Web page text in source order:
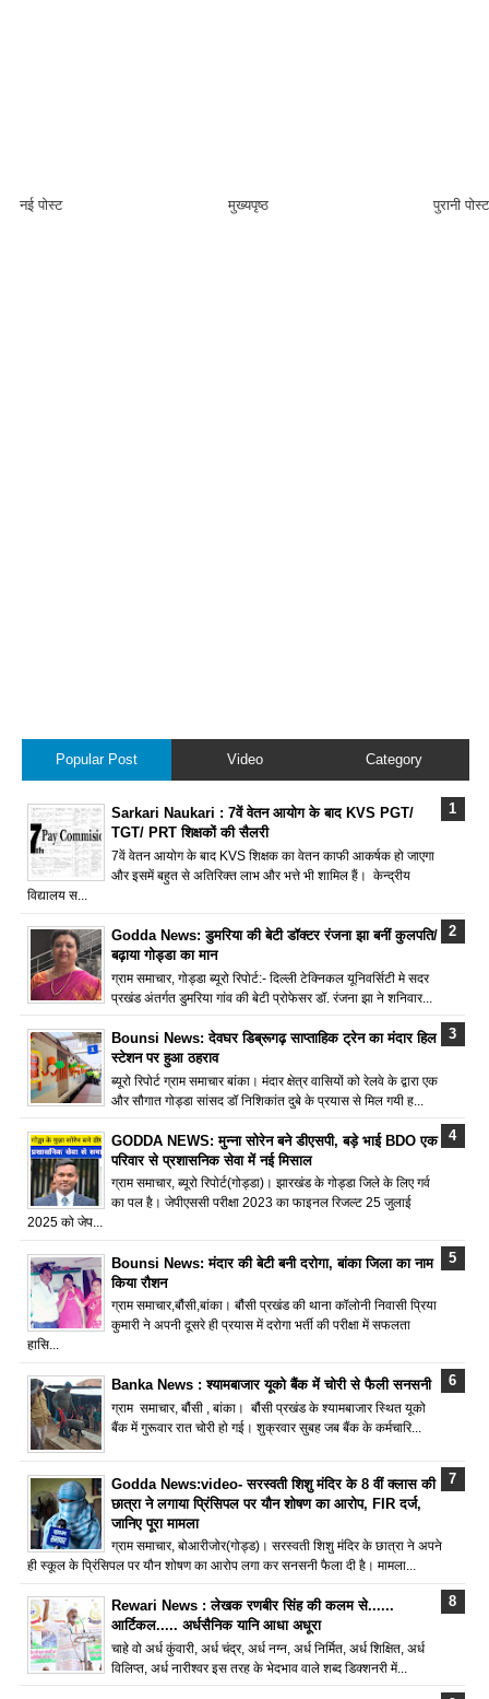
नई पोस्ट पुरानी पोस्ट
मुख्यपृष्ठ
Popular Post Video Category
Sarkari Naukari : 7वें वेतन आयोग के बाद KVS PGT/
TGT/ PRT शिक्षकों की सैलरी
7वें वेतन आयोग के बाद KVS शिक्षक का वेतन काफी आकर्षक हो जाएगा
और इसमें बहुत से अतिरिक्त लाभ और भत्ते भी शामिल हैं। केन्द्रीय
विद्यालय स...
Godda News: डुमरिया की बेटी डॉक्टर रंजना झा बनीं कुलपति/
बढ़ाया गोड्डा का मान
ग्राम समाचार, गोड्डा ब्यूरो रिपोर्ट:- दिल्ली टेक्निकल यूनिवर्सिटी मे सदर
प्रखंड अंतर्गत डुमरिया गांव की बेटी प्रोफेसर डॉ. रंजना झा ने शनिवार...
Bounsi News: देवघर डिब्रूगढ़ साप्ताहिक ट्रेन का मंदार हिल
स्टेशन पर हुआ ठहराव
ब्यूरो रिपोर्ट ग्राम समाचार बांका। मंदार क्षेत्र वासियों को रेलवे के द्वारा एक
और सौगात गोड्डा सांसद डॉ निशिकांत दुबे के प्रयास से मिल गयी ह...
GODDA NEWS: मुन्ना सोरेन बने डीएसपी, बड़े भाई BDO एक
परिवार से प्रशासनिक सेवा में नई मिसाल
ग्राम समाचार, ब्यूरो रिपोर्ट(गोड्डा)। झारखंड के गोड्डा जिले के लिए गर्व
का पल है। जेपीएससी परीक्षा 2023 का फाइनल रिजल्ट 25 जुलाई
2025 को जेप...
Bounsi News: मंदार की बेटी बनी दरोगा, बांका जिला का नाम
किया रौशन
ग्राम समाचार,बौंसी,बांका। बौंसी प्रखंड की थाना कॉलोनी निवासी प्रिया
कुमारी ने अपनी दूसरे ही प्रयास में दरोगा भर्ती की परीक्षा में सफलता
हासि...
Banka News : श्यामबाजार यूको बैंक में चोरी से फैली सनसनी
ग्राम समाचार, बौंसी , बांका। बौंसी प्रखंड के श्यामबाजार स्थित यूको
बैंक में गुरूवार रात चोरी हो गई। शुक्रवार सुबह जब बैंक के कर्मचारि...
Godda News:video- सरस्वती शिशु मंदिर के 8 वीं क्लास की
छात्रा ने लगाया प्रिंसिपल पर यौन शोषण का आरोप, FIR दर्ज,
जानिए पूरा मामला
ग्राम समाचार, बोआरीजोर(गोड्ड)। सरस्वती शिशु मंदिर के छात्रा ने अपने
ही स्कूल के प्रिंसिपल पर यौन शोषण का आरोप लगा कर सनसनी फैला दी है। मामला...
Rewari News : लेखक रणबीर सिंह की कलम से......
आर्टिकल..... अर्धसैनिक यानि आधा अधूरा
चाहे वो अर्ध कुंवारी, अर्ध चंद्र, अर्ध नग्न, अर्ध निर्मित, अर्ध शिक्षित, अर्ध
विलिप्त, अर्ध नारीश्वर इस तरह के भेदभाव वाले शब्द डिक्शनरी में...